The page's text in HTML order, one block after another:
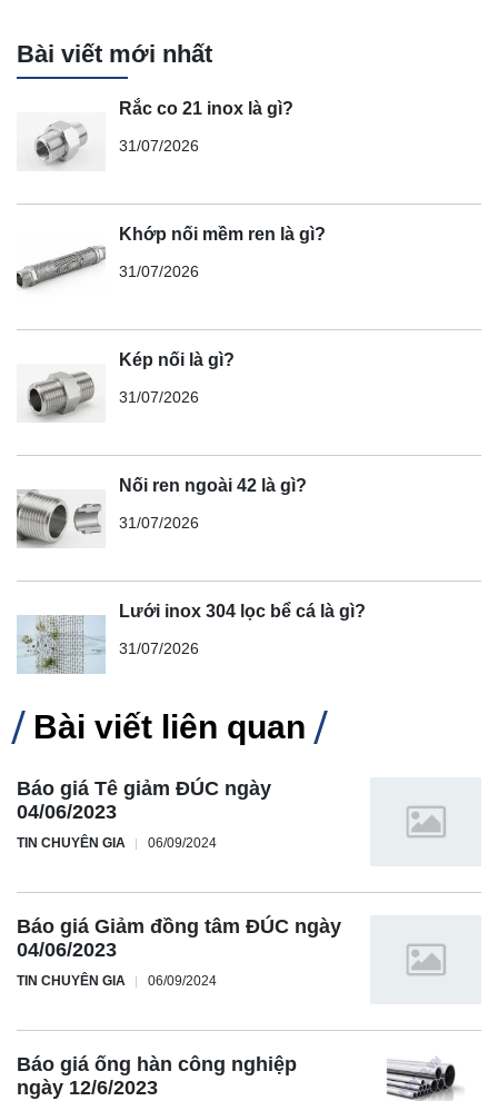
Bài viết mới nhất
Rắc co 21 inox là gì?
31/07/2026
Khớp nối mềm ren là gì?
31/07/2026
Kép nối là gì?
31/07/2026
Nối ren ngoài 42 là gì?
31/07/2026
Lưới inox 304 lọc bể cá là gì?
31/07/2026
Bài viết liên quan
Báo giá Tê giảm ĐÚC ngày
04/06/2023
TIN CHUYÊN GIA 06/09/2024
Báo giá Giảm đồng tâm ĐÚC ngày
04/06/2023
TIN CHUYÊN GIA 06/09/2024
Báo giá ống hàn công nghiệp
ngày 12/6/2023